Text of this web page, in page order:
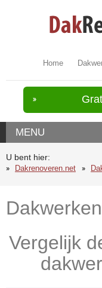
Home
MENU
U bent hier:
Dakrenoveren.net
Vergelijk